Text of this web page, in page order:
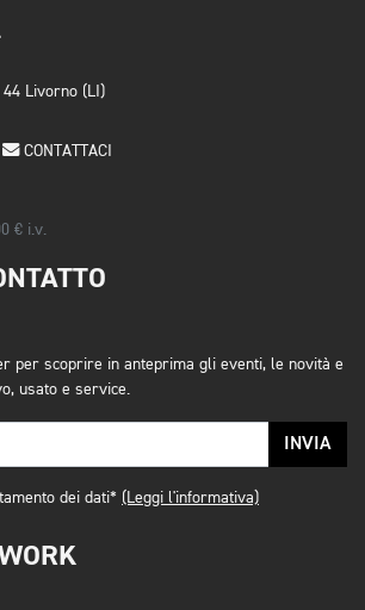
Livorno (LI)
CONTATTACI
€ i.v.
per scoprire in anteprima gli eventi, le novità e
usato e service.
INVIA
dei dati* (Leggi l'informativa)